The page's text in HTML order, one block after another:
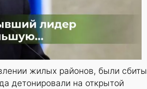
жилых районов, были сбиты
детонировали на открытой